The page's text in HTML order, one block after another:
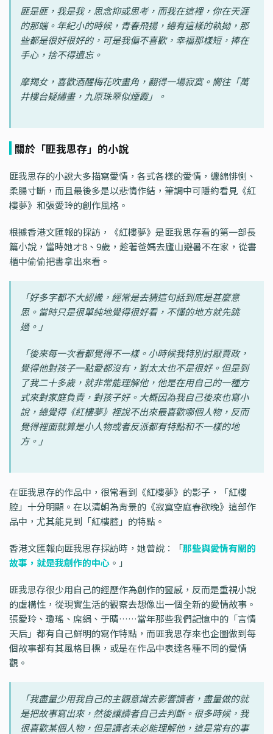
匪是匪，我是我，思念抑或思考，而我在這裡，你在天涯
的那端。年紀小的時候，青春飛揚，總有這樣的執拗，那
些都是很好很好的，可是我偏不喜歡，幸福那樣短，捧在
手心，捨不得遺忘。
摩羯女，喜歡酒醒梅花吹畫角，翻得一場寂寞。嚮往「萬
井樓台疑繡畫，九原珠翠似煙霞」。
關於「匪我思存」的小說
匪我思存的小說大多描寫愛情，各式各樣的愛情，纏綿悱惻、
柔腸寸斷，而且最後多是以悲情作結，筆調中可隱約看見《紅
樓夢》和張愛玲的創作風格。
根據香港文匯報的採訪，《紅樓夢》是匪我思存看的第一部長
篇小說，當時她才8、9歲，趁著爸媽去廬山避暑不在家，從書
櫃中偷偷把書拿出來看。
「好多字都不大認識，經常是去猜這句話到底是甚麼意
思。當時只是很單純地覺得很好看，不懂的地方就先跳
過。」
「後來每一次看都覺得不一樣。小時候我特別討厭賈政，
覺得他對孩子一點愛都沒有，對太太也不是很好。但是到
了我二十多歲，就非常能理解他，他是在用自己的一種方
式來對家庭負責，對孩子好。大概因為我自己後來也寫小
說，總覺得《紅樓夢》裡說不出來最喜歡哪個人物，反而
覺得裡面就算是小人物或者反派都有特點和不一樣的地
方。」
在匪我思存的作品中，很常看到《紅樓夢》的影子，「紅樓
腔」十分明顯。在以清朝為背景的《寂寞空庭春欲晚》這部作
品中，尤其能見到「紅樓腔」的特點。
香港文匯報向匪我思存採訪時，她曾說：「那些與愛情有關的
故事，就是我創作的中心 。」
匪我思存很少用自己的經歷作為創作的靈感，反而是重視小說
的虛構性，從現實生活的觀察去想像出一個全新的愛情故事。
張愛玲、瓊瑤、席絹、于晴……當年那些我們記憶中的「言情
天后」都有自己鮮明的寫作特點，而匪我思存來也企圖做到每
個故事都有其風格目標，或是在作品中表達各種不同的愛情
觀。
「我盡量少用我自己的主觀意識去影響讀者，盡量做的就
是把故事寫出來，然後讓讀者自己去判斷。很多時候，我
很喜歡某個人物，但是讀者未必能理解他，這是常有的事